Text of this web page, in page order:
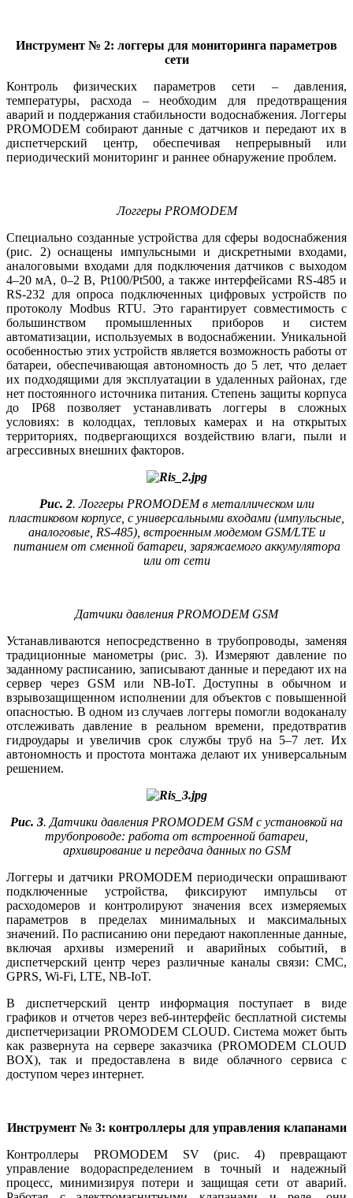
Инструмент № 2: логгеры для мониторинга параметров
сети
Контроль физических параметров се­ти – давления,
температуры, расхода – необходим для предотвращения
аварий и поддержания стабильности водоснабжения. Логгеры
PROMODEM собирают данные с датчиков и передают их в
диспетчерский центр, обеспечивая непрерывный или
периодический мониторинг и раннее обнаружение проблем.
Логгеры PROMODEM
Специально созданные устройства для сферы водоснабжения
(рис. 2) оснащены импульсными и дискретными входами,
аналоговыми входами для подключения датчиков с выходом
4–20 мА, 0–2 В, Pt100/Pt500, а также интерфейсами RS-485 и
RS-232 для опроса подключенных цифровых устройств по
протоколу Modbus RTU. Это гарантирует совместимость с
большинством промышленных приборов и систем
автоматизации, используемых в водоснабжении. Уникальной
особенностью этих устройств является возможность работы от
батареи, обеспечивающая автономность до 5 лет, что делает
их подходящими для эксплуатации в удаленных районах, где
нет постоянного источника питания. Степень защиты корпуса
до IP68 позволяет устанавливать логгеры в сложных
условиях: в колодцах, тепловых камерах и на открытых
территориях, подвергающихся воздействию влаги, пы­ли и
агрессивных внешних факторов.
Рис. 2. Логгеры PROMODEM в металлическом или
пластиковом корпусе, с универсальными входами (импульсные,
аналоговые, RS-485), встроенным модемом GSM/LTE и
питанием от сменной батареи, заряжаемого аккумулятора
или от сети
Датчики давления PROMODEM GSM
Устанавливаются непосредственно в трубопроводы, заменяя
традиционные манометры (рис. 3). Измеряют давление по
заданному расписанию, записывают данные и передают их на
сервер через GSM или NB-IoT. Доступны в обычном и
взрывозащищенном исполнении для объектов с повышенной
опасностью. В одном из случаев логгеры помогли водоканалу
отслеживать давление в реальном времени, предотвратив
гидроудары и увеличив срок службы труб на 5–7 лет. Их
автономность и простота монтажа делают их универсальным
решением.
Рис. 3. Датчики давления PROMODEM GSM с установкой на
трубопроводе: работа от встроенной батареи,
архивирование и передача данных по GSM
Логгеры и датчики PROMODEM периодически опрашивают
подключенные устройства, фиксируют импульсы от
расходомеров и контролируют значения всех измеряемых
параметров в пределах минимальных и максимальных
значений. По расписанию они передают накопленные данные,
включая архивы измерений и аварийных событий, в
диспетчерский центр через различные каналы связи: СМС,
GPRS, Wi-Fi, LTE, NB-IoT.
В диспетчерский центр информация поступает в ви­де
графиков и отчетов через веб-интерфейс бесплатной системы
диспетчеризации PROMODEM CLOUD. Система может быть
как развернута на сервере заказчика (PROMODEM CLOUD
BOX), так и предоставлена в ви­де облачного сервиса с
доступом через интернет.
Инструмент № 3: контроллеры для управления клапанами
Контроллеры PROMODEM SV (рис. 4) превращают
управление водораспределением в точный и надежный
процесс, минимизируя потери и защищая се­ти от аварий.